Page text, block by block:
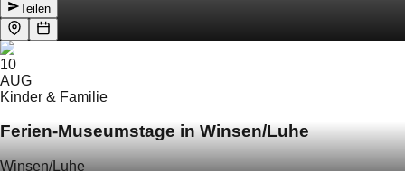
Teilen
10
AUG
Kinder & Familie
Ferien-Museumstage in Winsen/Luhe
Winsen/Luhe